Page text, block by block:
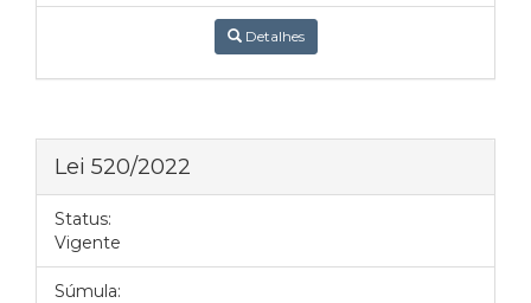
Detalhes
Lei 520/2022
Status:
Vigente
Súmula: